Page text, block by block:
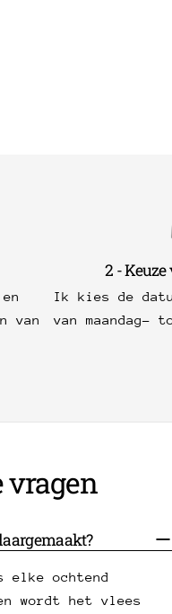
van
2 -
Ik kies de
van maandag-
vragen
elke ochtend
wordt het vlees